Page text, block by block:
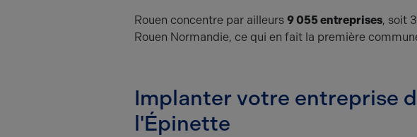
Rouen concentre par ailleurs 9 055 entreprises, soit
Rouen Normandie, ce qui en fait la première
Implanter votre entreprise
l'Épinette